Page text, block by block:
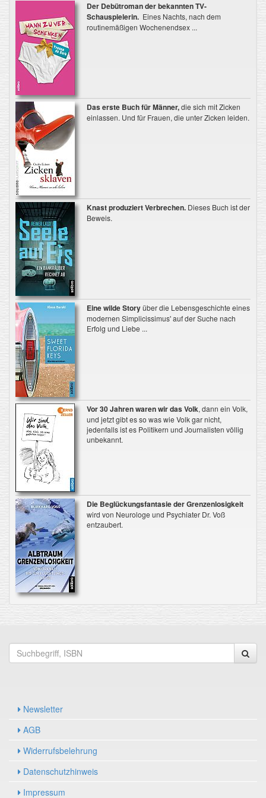
Der Debütroman der bekannten TV-
Schauspielerin.Eines Nachts, nach dem
routinemäßigen Wochenendsex ...
Das erste Buch für Männer,die sich mit Zicken
einlassen. Und für Frauen, die unter Zicken leiden.
Knast produziert Verbrechen.Dieses Buch ist der
Beweis.
Eine wilde Storyüber die Lebensgeschichte eines
modernen Simplicissimus' auf der Suche nach
Erfolg und Liebe ...
Vor 30 Jahren waren wir das Volk, dann ein Volk,
und jetzt gibt es so was wie Volk gar nicht,
jedenfalls ist es Politikern und Journalisten völlig
unbekannt.
Die Beglückungsfantasie der Grenzenlosigkeit
wird von Neurologe und Psychiater Dr. Voß
entzaubert.
Newsletter
AGB
Widerrufsbelehrung
Datenschutzhinweis
Impressum